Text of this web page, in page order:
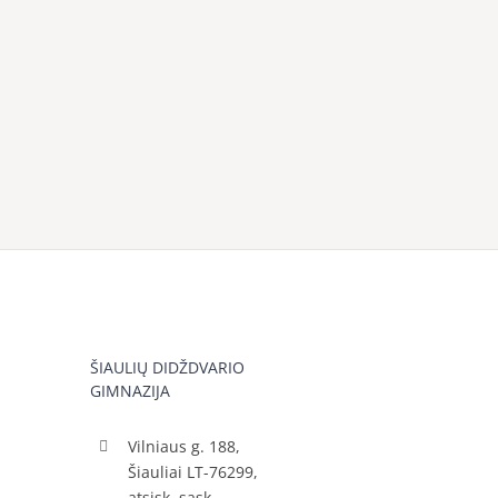
ŠIAULIŲ DIDŽDVARIO
GIMNAZIJA
Vilniaus g. 188,
Šiauliai LT-76299,